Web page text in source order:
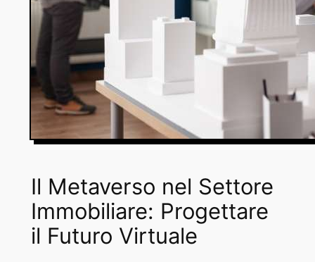
Il Metaverso nel Settore
Immobiliare: Progettare
il Futuro Virtuale